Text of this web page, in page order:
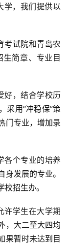
考试院和青岛农
简章、专业目
好，结合学校历
采用“冲稳保”策
门专业，增加录
各个专业的培养
发展的专业。
招生办。
许学生在大学期
，大二至大四均
果暂时未达到目